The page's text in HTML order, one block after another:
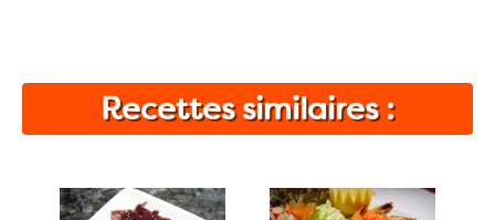
Recettes similaires :